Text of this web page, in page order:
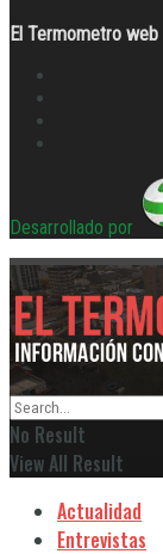
El Termometro web
Desarrollado por
No Result
View All Result
Actualidad
Entrevistas